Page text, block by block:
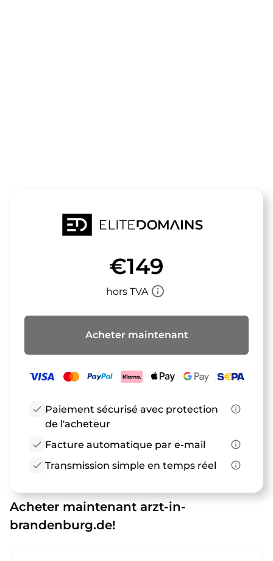
€149
hors TVA info_outline
Acheter maintenant
check Paiement sécurisé avec protection
de l'acheteur
info_outline
check Facture automatique par e-mail
info_outline
check Transmission simple en temps réel info_outline
Acheter maintenant arzt-in-
brandenburg.de!